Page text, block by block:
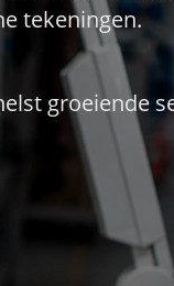
tekeningen.
groeiende